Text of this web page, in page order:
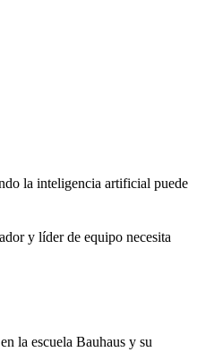
la inteligencia artificial puede
y líder de equipo necesita
la escuela Bauhaus y su